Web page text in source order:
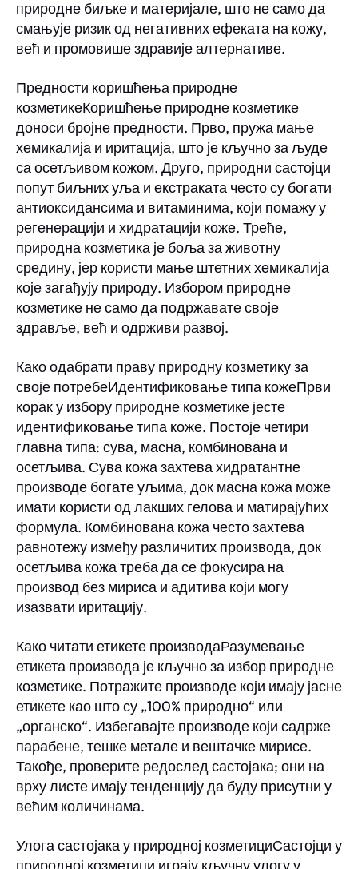
природне биљке и материјале, што не само да
смањује ризик од негативних ефеката на кожу,
већ и промовише здравије алтернативе.
Предности коришћења природне
козметикеКоришћење природне козметике
доноси бројне предности. Прво, пружа мање
хемикалија и иритација, што је кључно за људе
са осетљивом кожом. Друго, природни састојци
попут биљних уља и екстраката често су богати
антиоксидансима и витаминима, који помажу у
регенерацији и хидратацији коже. Треће,
природна козметика је боља за животну
средину, јер користи мање штетних хемикалија
које загађују природу. Избором природне
козметике не само да подржавате своје
здравље, већ и одрживи развој.
Како одабрати праву природну козметику за
своје потребеИдентификовање типа кожеПрви
корак у избору природне козметике јесте
идентификовање типа коже. Постоје четири
главна типа: сува, масна, комбинована и
осетљива. Сува кожа захтева хидратантне
производе богате уљима, док масна кожа може
имати користи од лакших гелова и матирајућих
формула. Комбинована кожа често захтева
равнотежу између различитих производа, док
осетљива кожа треба да се фокусира на
производ без мириса и адитива који могу
изазвати иритацију.
Како читати етикете производаРазумевање
етикета производа је кључно за избор природне
козметике. Потражите производе који имају јасне
етикете као што су „100% природно“ или
„органско“. Избегавајте производе који садрже
парабене, тешке метале и вештачке мирисе.
Такође, проверите редослед састојака; они на
врху листе имају тенденцију да буду присутни у
већим количинама.
Улога састојака у природној козметициСастојци у
природној козметици играју кључну улогу у